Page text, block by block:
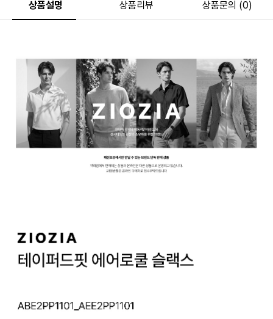
상품설명 상품리뷰 상품문의 (0)